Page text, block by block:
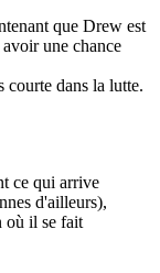
que Drew est
une chance
courte dans la lutte.
ce qui arrive
d'ailleurs),
où il se fait